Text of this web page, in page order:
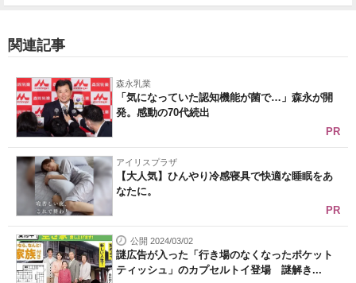
関連記事
森永乳業
「気になっていた認知機能が菌で…」森永が開
発。感動の70代続出
PR
アイリスプラザ
【大人気】ひんやり冷感寝具で快適な睡眠をあ
なたに。
PR
公開 2024/03/02
謎広告が入った「行き場のなくなったポケット
ティッシュ」のカプセルトイ登場 謎解き...